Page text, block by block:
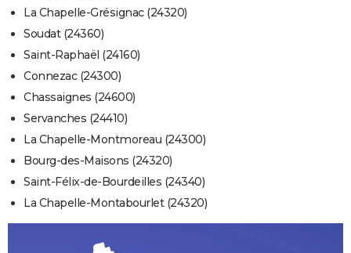
La Chapelle-Grésignac (24320)
Soudat (24360)
Saint-Raphaël (24160)
Connezac (24300)
Chassaignes (24600)
Servanches (24410)
La Chapelle-Montmoreau (24300)
Bourg-des-Maisons (24320)
Saint-Félix-de-Bourdeilles (24340)
La Chapelle-Montabourlet (24320)